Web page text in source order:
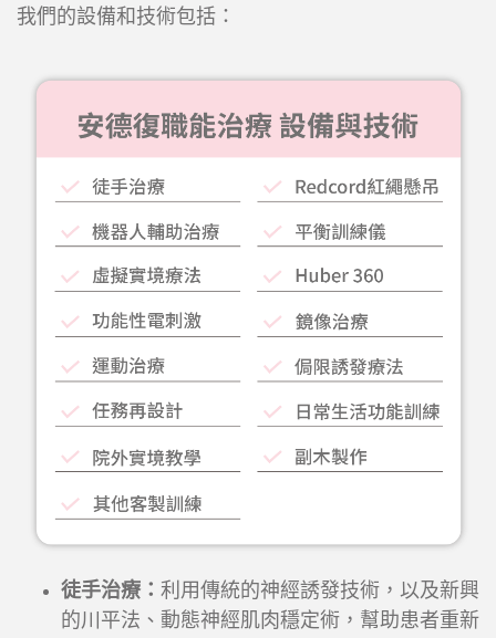
我們的設備和技術包括：
徒手治療： 利用傳統的神經誘發技術，以及新興
的川平法、動態神經肌肉穩定術，幫助患者重新